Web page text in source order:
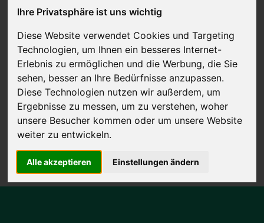
Ihre Privatsphäre ist uns wichtig
Diese Website verwendet Cookies und Targeting
Technologien, um Ihnen ein besseres Internet-
Erlebnis zu ermöglichen und die Werbung, die Sie
sehen, besser an Ihre Bedürfnisse anzupassen.
Diese Technologien nutzen wir außerdem, um
Ergebnisse zu messen, um zu verstehen, woher
unsere Besucher kommen oder um unsere Website
weiter zu entwickeln.
Alle akzeptieren Einstellungen ändern
JETZT KOSTENLOSE BEWERTUNG
Kostenloses Angebotfür den Ankauf Ihres Autos inklusive der
Abholung, auf Wunsch sofort Geld. Ihre Daten werden nicht mit Dritten
Wir garantieren 100% Sicherheit.